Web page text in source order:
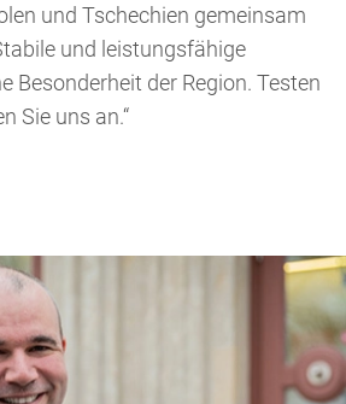
und Tschechien gemeinsam
und leistungsfähige
Besonderheit der Region. Testen
Sie uns an.“